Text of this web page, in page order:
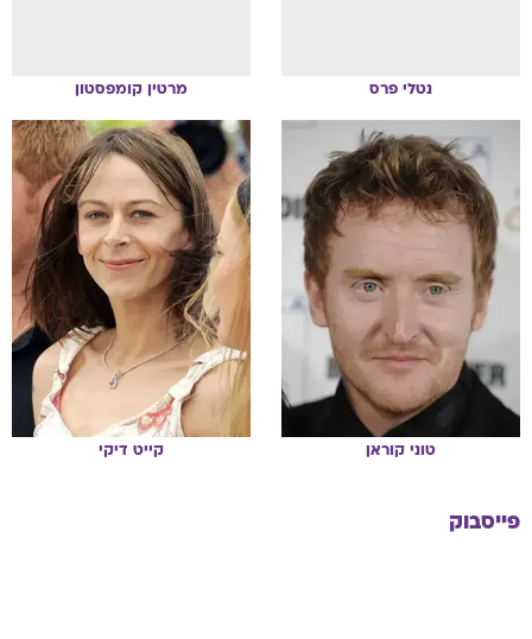
נטלי פרס מרטין קומפסטון
טוני קוראן קייט דיקי
פייסבוק